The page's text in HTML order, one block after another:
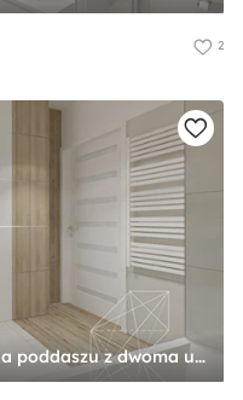
2
Dom 120 m2 pod Krakowem - Na poddaszu z dwoma umywalkami łazienka z oknem, styl nowoczesny - zdjęcie od INNers - architektura wnętrza